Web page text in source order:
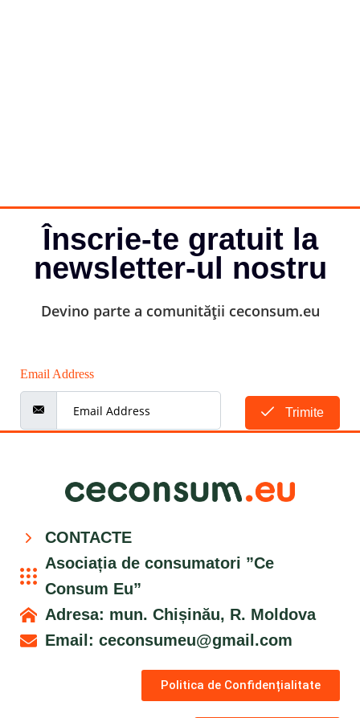
Înscrie-te gratuit la
newsletter-ul nostru
Devino parte a comunității ceconsum.eu
Email Address
Trimite
CONTACTE
Asociația de consumatori ”Ce
Consum Eu”
Adresa: mun. Chișinău, R. Moldova
Email:ceconsumeu@gmail.com
Politica de Confidențialitate